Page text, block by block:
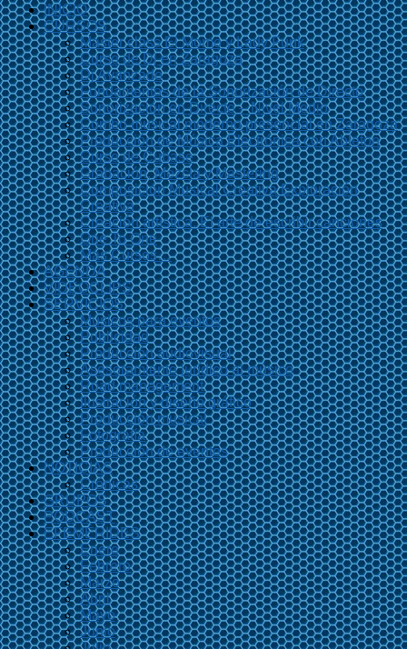
INICIO
CURSOS
Master class El Momo y Lady Funk
Curso de Dj en Zaragoza
Dj Avanzado
Fundamentos de la Sonorización de Directo
Sonorización en Directo – Nivel Medio
Combo musical moderno presencial en Zaragoza
Producción de Música Electrónica con Ableton
Curso de Cubase
Grabación, Mezcla y Mastering
Composición Musical Creativa Exploración
Creativa
Creación artística. El arte de escribir canciones
One To One
Más Cursos…
AGENDA
VIDEOCLIPS
SERVICIOS
Músicos para eventos
Publicidad
Producción audiovisual
Asesoramiento jurídico al músico
Road management
Ilustración y diseño gráfico
Producción musical
Fotografía
Producción de eventos
NOTICIAS
Crónicas
GRUPOS
PODCAST
EFEMÉRIDES
Enero
Febrero
Marzo
Abril
Mayo
Junio